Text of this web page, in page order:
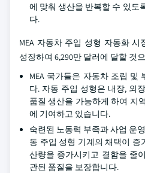
에 맞춰 생산을 반복할 수 있도
다.
MEA 자동차 주입 성형 자동화 시
성장하여 6,290만 달러에 달할 것
MEA 국가들은 자동차 조립 및
다. 자동 주입 성형은 내장, 외
품질 생산을 가능하게 하여 지
에 기여하고 있습니다.
숙련된 노동력 부족과 사업 운
동 주입 성형 기계의 채택이 증
산량을 증가시키고 결함을 줄
관된 품질을 보장합니다.